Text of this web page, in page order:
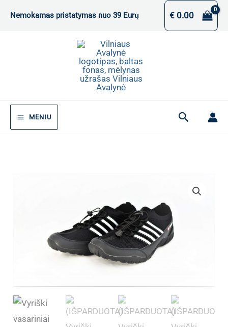
Nemokamas pristatymas nuo 39 Eurų €0.00
MENIU Paieška